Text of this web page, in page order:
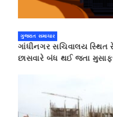
ગુજરાત સમાચાર
ગાંધીનગર સચિવાલય સ્થિત
છાસવારે બંધ થઈ જતા